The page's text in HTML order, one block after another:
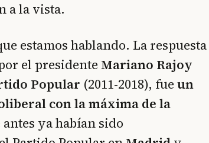
a la vista.
estamos hablando. La respuesta
el presidente Mariano Rajoy
Popular (2011-2018), fue un
con la máxima de la
ya habían sido